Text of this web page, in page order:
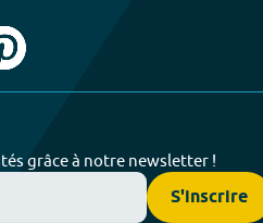
grâce à notre newsletter !
S'inscrire